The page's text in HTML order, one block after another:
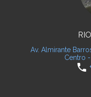
Av. Almirante
Centro
phone